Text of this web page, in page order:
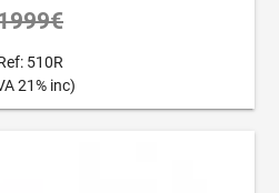
510R
21% inc)